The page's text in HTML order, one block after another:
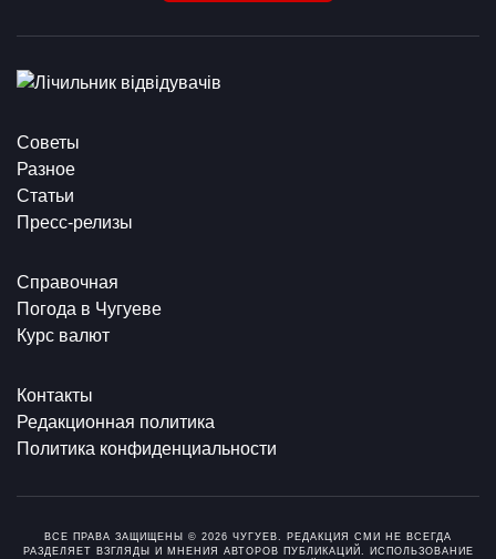
Советы
Разное
Статьи
Пресс-релизы
Справочная
Погода в Чугуеве
Курс валют
Контакты
Редакционная политика
Политика конфиденциальности
ВСЕ ПРАВА ЗАЩИЩЕНЫ © 2026 ЧУГУЕВ. РЕДАКЦИЯ СМИ НЕ ВСЕГДА
РАЗДЕЛЯЕТ ВЗГЛЯДЫ И МНЕНИЯ АВТОРОВ ПУБЛИКАЦИЙ. ИСПОЛЬЗОВАНИЕ